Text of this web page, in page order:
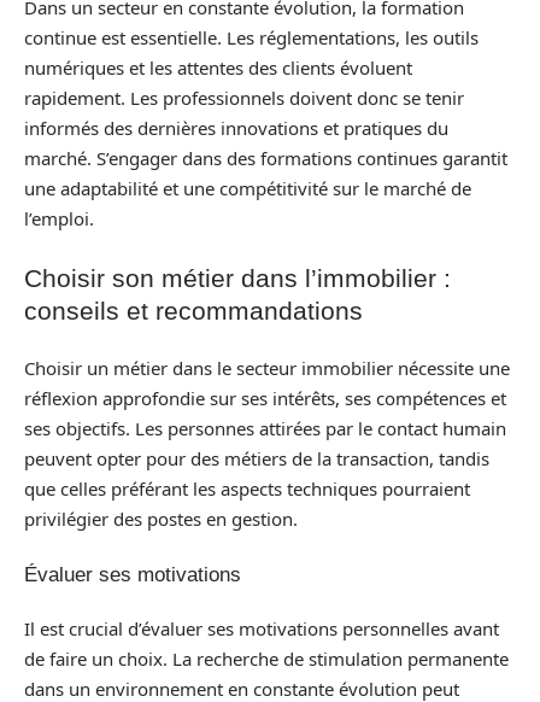
Dans un secteur en constante évolution, la formation
continue est essentielle. Les réglementations, les outils
numériques et les attentes des clients évoluent
rapidement. Les professionnels doivent donc se tenir
informés des dernières innovations et pratiques du
marché. S’engager dans des formations continues garantit
une adaptabilité et une compétitivité sur le marché de
l’emploi.
Choisir son métier dans l’immobilier :
conseils et recommandations
Choisir un métier dans le secteur immobilier nécessite une
réflexion approfondie sur ses intérêts, ses compétences et
ses objectifs. Les personnes attirées par le contact humain
peuvent opter pour des métiers de la transaction, tandis
que celles préférant les aspects techniques pourraient
privilégier des postes en gestion.
Évaluer ses motivations
Il est crucial d’évaluer ses motivations personnelles avant
de faire un choix. La recherche de stimulation permanente
dans un environnement en constante évolution peut